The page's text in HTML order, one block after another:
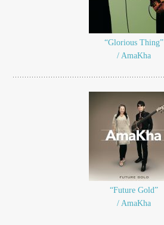
“Glorious Thing”
/ AmaKha
“Future Gold”
/ AmaKha